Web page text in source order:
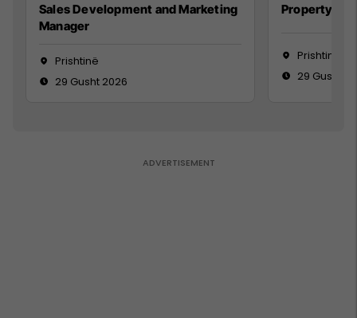
Sales Development and Marketing
Manager
Prishtinë
29 Gusht 2026
Property
Prishtinë
29 Gusht